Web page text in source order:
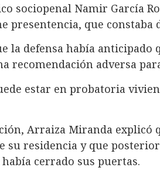
sociopenal Namir García
presentencia, que constaba
la defensa había
recomendación adversa
estar en probatoria
Arraiza Miranda explicó
su residencia y que
cerrado sus puertas.